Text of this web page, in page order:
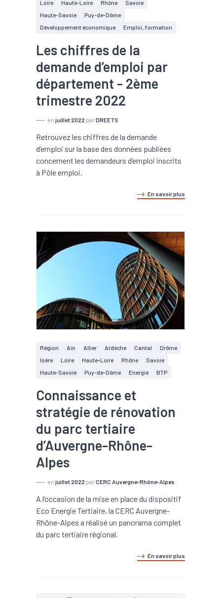
Loire
Haute-Loire Rhône
Savoie
Haute-Savoie
Puy-de-Dôme
Développement économique
Emploi, formation
Les chiffres de la
demande d’emploi par
département - 2ème
trimestre 2022
en juillet 2022 par DREETS
Retrouvez les chiffres de la demande
d’emploi sur la base des données publiées
concernent les demandeurs d’emploi inscrits
à Pôle emploi.
En savoir plus
Région Ain Allier Ardèche Cantal
Drôme
Isère
Loire Haute-Loire Rhône
Savoie
Haute-Savoie
Puy-de-Dôme Energie BTP
Connaissance et
stratégie de rénovation
du parc tertiaire
d’Auvergne-Rhône-
Alpes
en juillet 2022 par CERC Auvergne-Rhône-Alpes
A l’occasion de la mise en place du dispositif
Eco Energie Tertiaire, la CERC Auvergne-
Rhône-Alpes a réalisé un panorama complet
du parc tertiaire régional.
En savoir plus